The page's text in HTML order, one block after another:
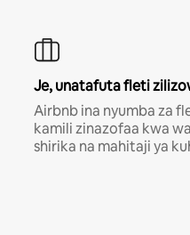
Je, unatafuta fleti
Airbnb ina nyumba za
kamili zinazofaa kwa
shirika na mahitaji ya